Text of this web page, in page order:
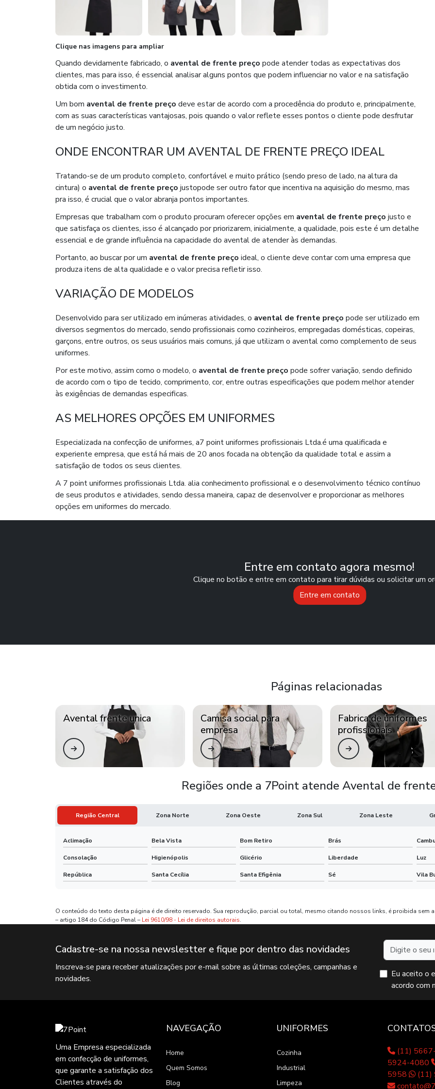
Clique nas imagens para ampliar
Quando devidamente fabricado, o avental de frente preço pode atender todas as expectativas dos
clientes, mas para isso, é essencial analisar alguns pontos que podem influenciar no valor e na satisfação
obtida com o investimento.
Um bom avental de frente preço deve estar de acordo com a procedência do produto e, principalmente,
com as suas características vantajosas, pois quando o valor reflete esses pontos o cliente pode desfrutar
de um negócio justo.
ONDE ENCONTRAR UM AVENTAL DE FRENTE PREÇO IDEAL
Tratando-se de um produto completo, confortável e muito prático (sendo preso de lado, na altura da
cintura) o avental de frente preço justopode ser outro fator que incentiva na aquisição do mesmo, mas
pra isso, é crucial que o valor abranja pontos importantes.
Empresas que trabalham com o produto procuram oferecer opções em avental de frente preço justo e
que satisfaça os clientes, isso é alcançado por priorizarem, inicialmente, a qualidade, pois este é um detalhe
essencial e de grande influência na capacidade do avental de atender às demandas.
Portanto, ao buscar por um avental de frente preço ideal, o cliente deve contar com uma empresa que
produza itens de alta qualidade e o valor precisa refletir isso.
VARIAÇÃO DE MODELOS
Desenvolvido para ser utilizado em inúmeras atividades, o avental de frente preço pode ser utilizado em
diversos segmentos do mercado, sendo profissionais como cozinheiros, empregadas domésticas, copeiras,
garçons, entre outros, os seus usuários mais comuns, já que utilizam o avental como complemento de seus
uniformes.
Por este motivo, assim como o modelo, o avental de frente preço pode sofrer variação, sendo definido
de acordo com o tipo de tecido, comprimento, cor, entre outras especificações que podem melhor atender
às exigências de demandas especificas.
AS MELHORES OPÇÕES EM UNIFORMES
Especializada na confecção de uniformes, a7 point uniformes profissionais Ltda.é uma qualificada e
experiente empresa, que está há mais de 20 anos focada na obtenção da qualidade total e assim a
satisfação de todos os seus clientes.
A 7 point uniformes profissionais Ltda. alia conhecimento profissional e o desenvolvimento técnico contínuo
de seus produtos e atividades, sendo dessa maneira, capaz de desenvolver e proporcionar as melhores
opções em uniformes do mercado.
Entre em contato agora mesmo!
Clique no botão e entre em contato para tirar dúvidas ou solicitar um
Entre em contato
Páginas relacionadas
Avental frente unica
Camisa social para
empresa
Fabrica de uniformes
profissionais
Regiões onde a 7Point atende Avental de
Região Central Zona Norte Zona Oeste Zona Sul Zona Leste
Aclimação Bela Vista Bom Retiro Brás
Consolação Higienópolis Glicério Liberdade Luz
República Santa Cecília Santa Efigênia Sé Vila
O conteúdo do texto desta página é de direito reservado. Sua reprodução, parcial ou total, mesmo citando nossos links, é proibida sem
– artigo 184 do Código Penal – Lei 9610/98 - Lei de direitos autorais.
Cadastre-se na nossa newslestter e fique por dentro das novidades
Inscreva-se para receber atualizações por e-mail sobre as últimas coleções, campanhas e
novidades.
Nome
Eu aceito o
acordo com
Uma Empresa especializada
em confecção de uniformes,
que garante a satisfação dos
Clientes através do
NAVEGAÇÃO
Home
Quem Somos
Blog
UNIFORMES
Cozinha
Industrial
Limpeza
(11)
5924-4080
5958
(11)